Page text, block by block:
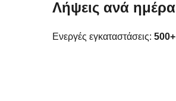
Λήψεις ανά ημέρα
Ενεργές εγκαταστάσεις: 500+